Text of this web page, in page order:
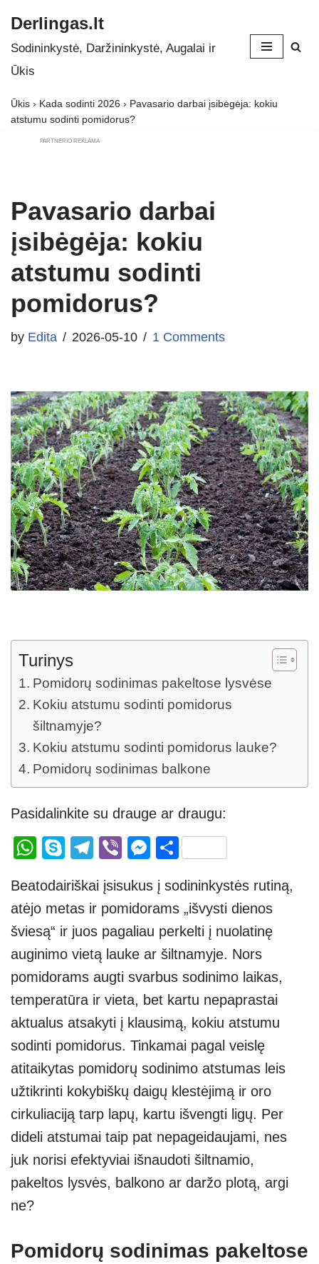
Skip
to
Derlingas.lt
Sodininkystė, Daržininkystė, Augalai ir
Ūkis
Ūkis › Kada sodinti 2026 › Pavasario darbai įsibėgėja: kokiu
atstumu sodinti pomidorus?
PARTNERIO REKLAMA
Pavasario darbai
įsibėgėja: kokiu
atstumu sodinti
pomidorus?
by Edita 2026-05-10 1 Comments
Turinys
Pomidorų sodinimas pakeltose lysvėse
Kokiu atstumu sodinti pomidorus
šiltnamyje?
Kokiu atstumu sodinti pomidorus lauke?
Pomidorų sodinimas balkone
Pasidalinkite su drauge ar draugu:
W
at
s
A
p
p
S
p
e
T
e
gr
a
m
Vi
er
M
ss
e
n
g
er
S
ar
e
Beatodairiškai įsisukus į sodininkystės rutiną,
atėjo metas ir pomidorams „išvysti dienos
šviesą“ ir juos pagaliau perkelti į nuolatinę
auginimo vietą lauke ar šiltnamyje. Nors
pomidorams augti svarbus sodinimo laikas,
temperatūra ir vieta, bet kartu nepaprastai
aktualus atsakyti į klausimą, kokiu atstumu
sodinti pomidorus. Tinkamai pagal veislę
atitaikytas pomidorų sodinimo atstumas leis
užtikrinti kokybiškų daigų klestėjimą ir oro
cirkuliaciją tarp lapų, kartu išvengti ligų. Per
dideli atstumai taip pat nepageidaujami, nes
juk norisi efektyviai išnaudoti šiltnamio,
pakeltos lysvės, balkono ar daržo plotą, argi
ne?
Pomidorų sodinimas pakeltose